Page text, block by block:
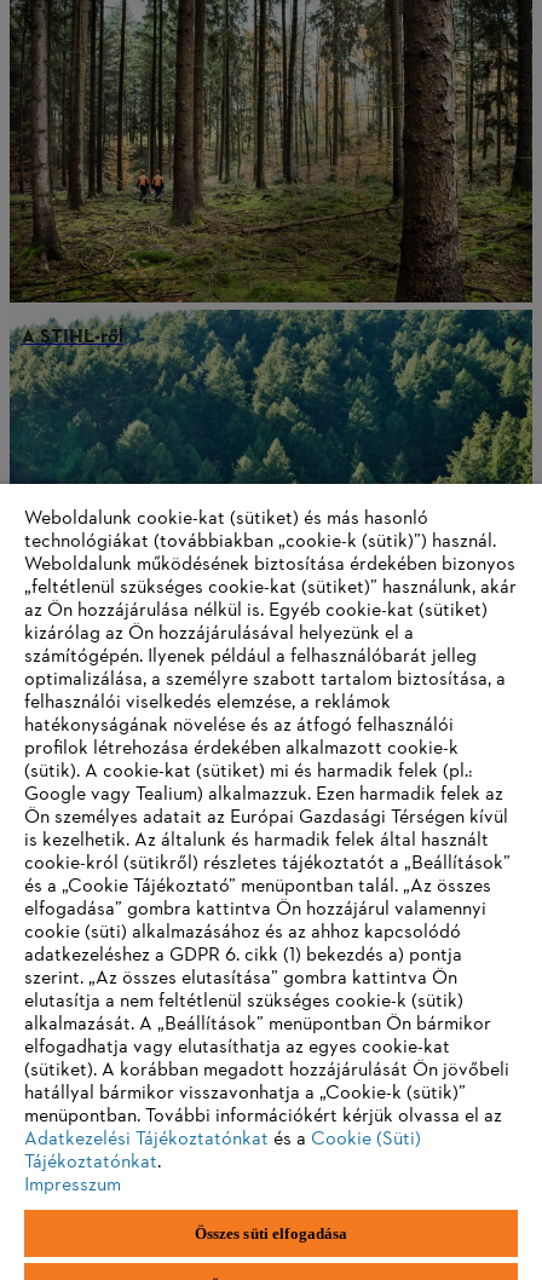
A STIHL-ről
Nemzetközi termelés és forgalmazás
Információk a beszállítók számára
Termékek
Kapcsolat
Karrier
Bejelentő rendszer
Adatvédelmi szabályzatCookie információk
Weboldalunk cookie-kat (sütiket) és más hasonló
technológiákat (továbbiakban „cookie-k (sütik)”) használ.
Weboldalunk működésének biztosítása érdekében bizonyos
„feltétlenül szükséges cookie-kat (sütiket)” használunk, akár
az Ön hozzájárulása nélkül is. Egyéb cookie-kat (sütiket)
kizárólag az Ön hozzájárulásával helyezünk el a
számítógépén. Ilyenek például a felhasználóbarát jelleg
optimalizálása, a személyre szabott tartalom biztosítása, a
felhasználói viselkedés elemzése, a reklámok
hatékonyságának növelése és az átfogó felhasználói
profilok létrehozása érdekében alkalmazott cookie-k
(sütik). A cookie-kat (sütiket) mi és harmadik felek (pl.:
Google vagy Tealium) alkalmazzuk. Ezen harmadik felek az
Ön személyes adatait az Európai Gazdasági Térségen kívül
is kezelhetik. Az általunk és harmadik felek által használt
cookie-król (sütikről) részletes tájékoztatót a „Beállítások”
és a „Cookie Tájékoztató” menüpontban talál. „Az összes
elfogadása” gombra kattintva Ön hozzájárul valamennyi
cookie (süti) alkalmazásához és az ahhoz kapcsolódó
adatkezeléshez a GDPR 6. cikk (1) bekezdés a) pontja
szerint. „Az összes elutasítása” gombra kattintva Ön
elutasítja a nem feltétlenül szükséges cookie-k (sütik)
alkalmazását. A „Beállítások” menüpontban Ön bármikor
elfogadhatja vagy elutasíthatja az egyes cookie-kat
(sütiket). A korábban megadott hozzájárulását Ön jövőbeli
hatállyal bármikor visszavonhatja a „Cookie-k (sütik)”
menüpontban. További információkért kérjük olvassa el az
Adatkezelési Tájékoztatónkat és a Cookie (Süti)
Tájékoztatónkat.
Impresszum
Összes süti elfogadása